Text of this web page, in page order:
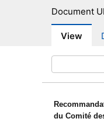
CM
Document
View
du Comité